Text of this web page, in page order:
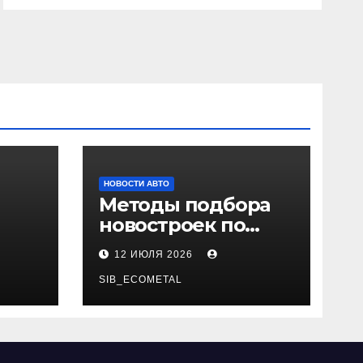
НОВОСТИ АВТО
Методы подбора
новостроек по
заданным
критериям
12 ИЮЛЯ 2026
SIB_ECOMETAL